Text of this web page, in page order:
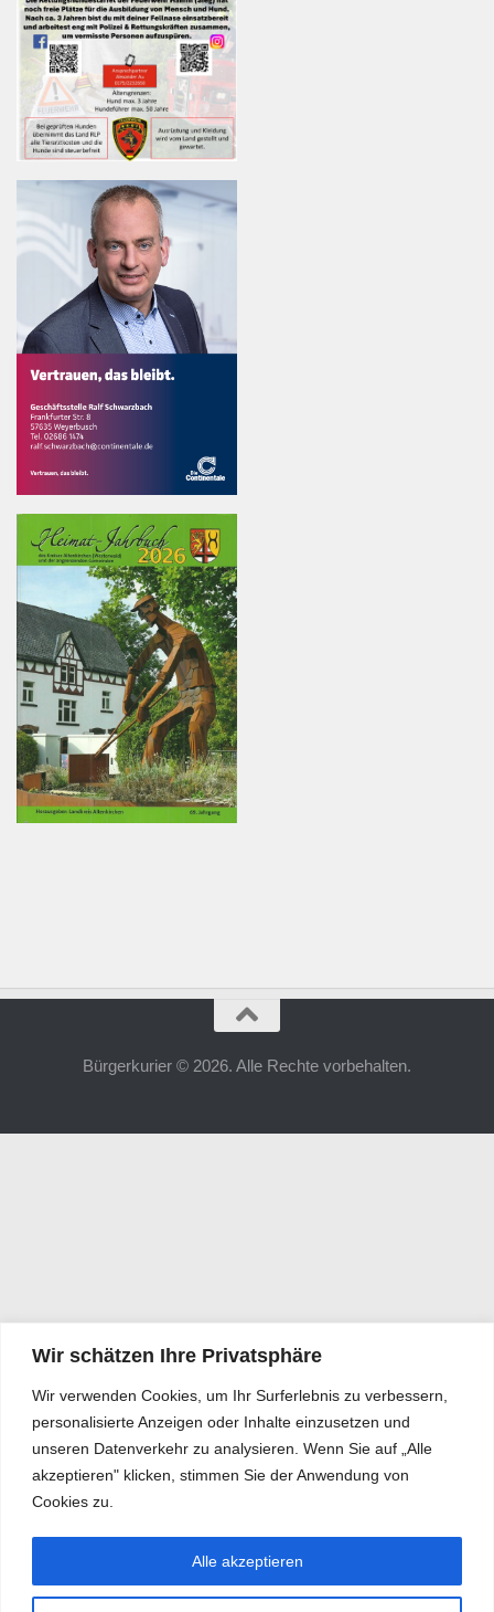
Wir schätzen Ihre Privatsphäre
Wir verwenden Cookies, um Ihr Surferlebnis zu verbessern,
personalisierte Anzeigen oder Inhalte einzusetzen und
unseren Datenverkehr zu analysieren. Wenn Sie auf „Alle
akzeptieren" klicken, stimmen Sie der Anwendung von
Cookies zu.
Alle akzeptieren
Bürgerkurier © 2026. Alle Rechte vorbehalten.